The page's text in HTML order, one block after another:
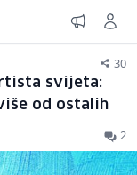
30
svijeta:
od ostalih
2